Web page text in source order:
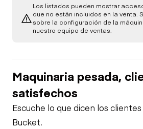
Check
Oil Leaks
Cooling System
Transmission
Track)
Chassis
Hydraulics
Limited Function
Check
Los listados pueden mostrar
que no están incluidos en la venta.
sobre la configuración de la
nuestro equipo de ventas.
Maquinaria pesada,
satisfechos
Escuche lo que dicen los
Bucket.